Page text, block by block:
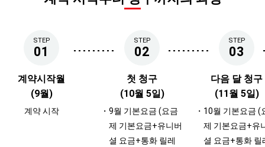
STEP
01
계약시작월
(9월)
계약 시작
STEP
02
첫 청구
(10월 5일)
9월 기본요금 (요금
제 기본요금+유니버
셜 요금+통화 릴레
STEP
03
다음 달 청구
(11월 5일)
10월 기본요금 (
제 기본요금+유
셜 요금+통화 릴